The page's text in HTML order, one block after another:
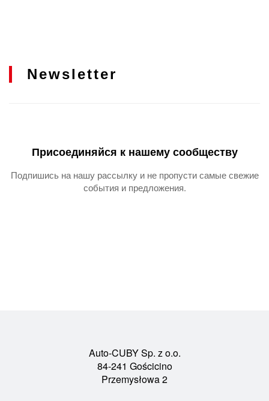
Newsletter
Присоединяйся к нашему сообществу
Подпишись на нашу рассылку и не пропусти самые свежие
события и предложения.
Auto-CUBY Sp. z o.o.
84-241 Gościcino
Przemysłowa 2